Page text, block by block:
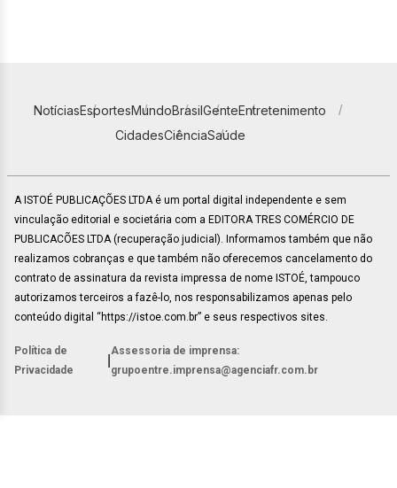
NotíciasEsportesMundoBrasilGenteEntretenimento
CidadesCiênciaSaúde
A ISTOÉ PUBLICAÇÕES LTDA é um portal digital independente e sem
vinculação editorial e societária com a EDITORA TRES COMÉRCIO DE
PUBLICACÕES LTDA (recuperação judicial). Informamos também que não
realizamos cobranças e que também não oferecemos cancelamento do
contrato de assinatura da revista impressa de nome ISTOÉ, tampouco
autorizamos terceiros a fazê-lo, nos responsabilizamos apenas pelo
conteúdo digital “https://istoe.com.br” e seus respectivos sites.
Política de
Privacidade
Assessoria de imprensa:
grupoentre.imprensa@agenciafr.com.br